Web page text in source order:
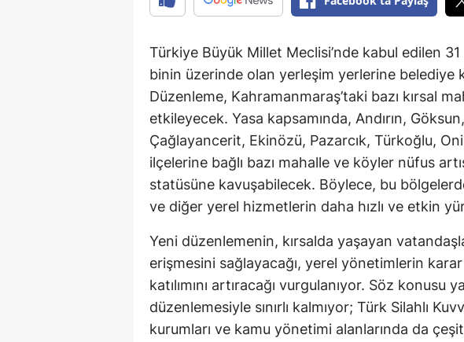
Türkiye Büyük Millet Meclisi’nde kabul edilen
binin üzerinde olan yerleşim yerlerine belediye
Düzenleme, Kahramanmaraş’taki bazı kırsal
etkileyecek. Yasa kapsamında, Andırın,
Çağlayancerit, Ekinözü, Pazarcık, Türkoğlu,
ilçelerine bağlı bazı mahalle ve köyler nüfus
statüsüne kavuşabilecek. Böylece, bu
ve diğer yerel hizmetlerin daha hızlı ve etkin
Yeni düzenlemenin, kırsalda yaşayan
erişmesini sağlayacağı, yerel yönetimlerin
katılımını artıracağı vurgulanıyor. Söz konusu
düzenlemesiyle sınırlı kalmıyor; Türk Silahlı
kurumları ve kamu yönetimi alanlarında da